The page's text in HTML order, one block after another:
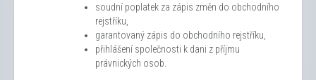
soudní poplatek za zápis změn do obchodního
rejstříku,
garantovaný zápis do obchodního rejstříku,
přihlášení společnosti k dani z příjmu
právnických osob.